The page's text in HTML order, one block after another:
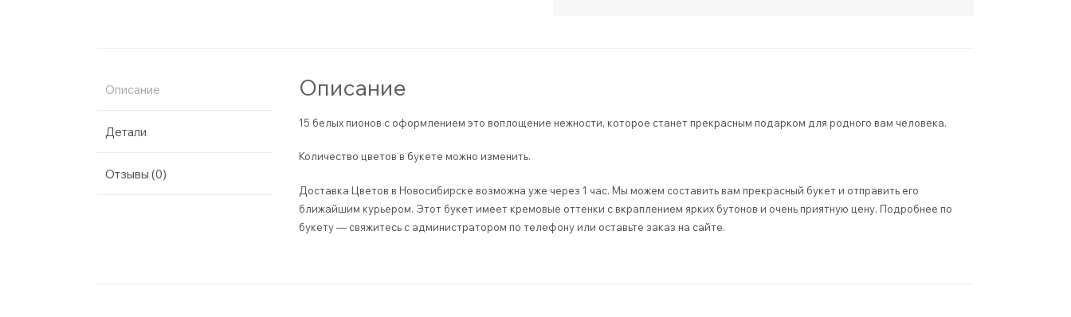
Описание
Детали
Отзывы (0)
Описание
15 белых пионов с оформлением это воплощение нежности, которое станет прекрасным подарком для родного вам человека.
Количество цветов в букете можно изменить.
Доставка Цветов в Новосибирске возможна уже через 1 час. Мы можем составить вам прекрасный букет и отправить его
ближайшим курьером. Этот букет имеет кремовые оттенки с вкраплением ярких бутонов и очень приятную цену. Подробнее по
букету — свяжитесь с администратором по телефону или оставьте заказ на сайте.